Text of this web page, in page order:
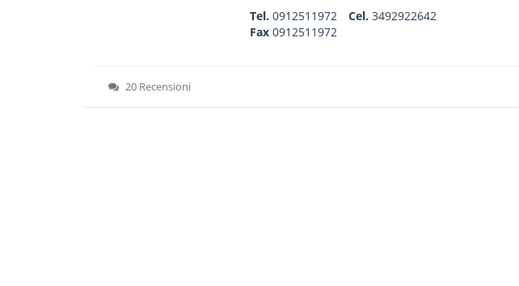
Tel.0912511972 Cel.3492922642
Fax0912511972
20 Recensioni